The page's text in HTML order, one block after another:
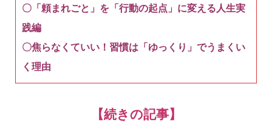
〇「頼まれごと」を「行動の起点」に変える人生実
践編
〇焦らなくていい！習慣は「ゆっくり」でうまくい
く理由
【続きの記事】